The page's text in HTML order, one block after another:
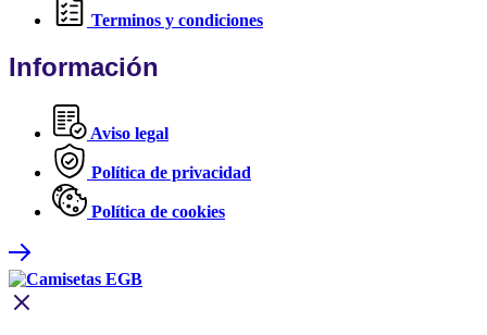
Terminos y condiciones
Información
Aviso legal
Política de privacidad
Política de cookies